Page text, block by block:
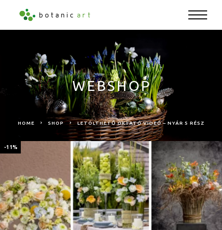
WEBSHOP
HOME SHOP LETÖLTHETŐ OKTATÓ VIDEÓ – NYÁR 5 RÉSZ
-11%